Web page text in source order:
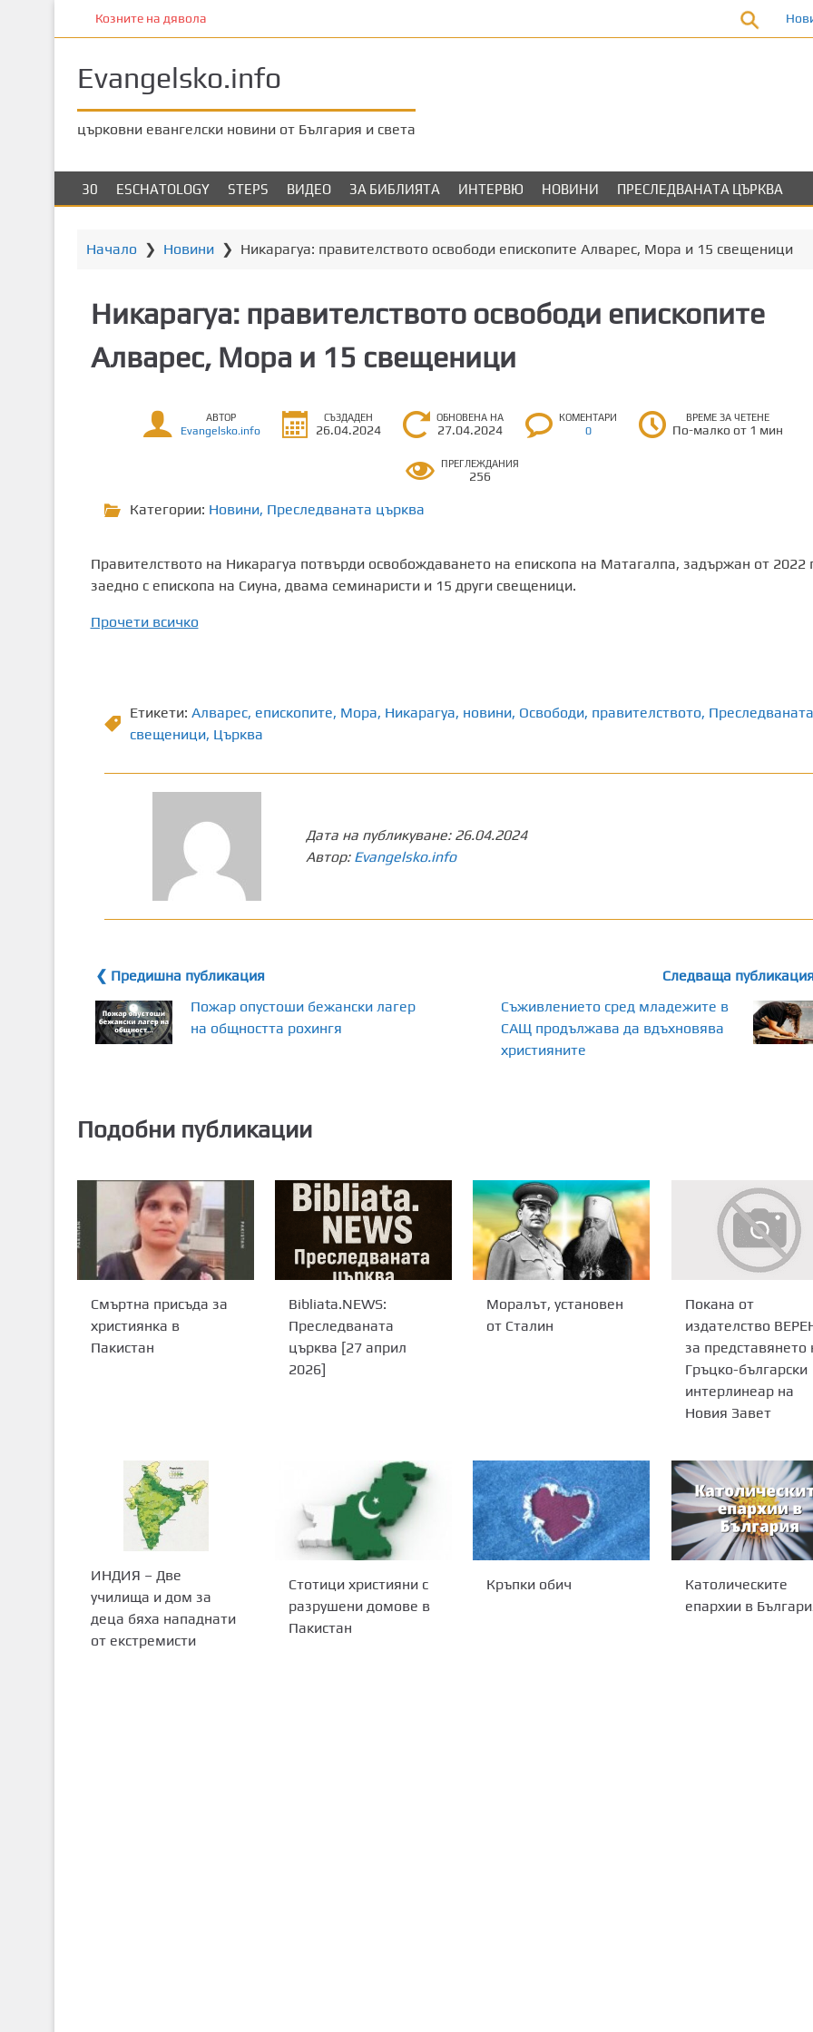
к
Козните на дявола
Evangelsko.info
църковни евангелски новини от България и света
30 ESCHATOLOGY STEPS ВИДЕО ЗА БИБЛИЯТА ИНТЕРВЮ НОВИНИ ПРЕСЛЕДВАНАТА ЦЪРКВА
Начало ❯ Новини❯ Никарагуа: правителството освободи епископите Алварес, Мора и 15 свещеници
Никарагуа: правителството освободи епископите
Алварес, Мора и 15 свещеници
АВТОР
Evangelsko.info
СЪЗДАДЕН
26.04.2024
ОБНОВЕНА НА
27.04.2024
КОМЕНТАРИ
0
ВРЕМЕ ЗА ЧЕТЕНЕ
По-малко от 1 мин
ПРЕГЛЕЖДАНИЯ
256
Категории: Новини, Преследваната църква
Правителството на Никарагуа потвърди освобождаването на епископа на Матагалпа, задържан от 2022
заедно с епископа на Сиуна, двама семинаристи и 15 други свещеници.
Прочети всичко
Етикети: Алварес, епископите, Мора, Никарагуа, новини, Освободи, правителството, Преследваната
свещеници, Църква
Дата на публикуване: 26.04.2024
Автор: Evangelsko.info
❮ Предишна публикация
Пожар опустоши бежански лагер
на общността рохингя
Следваща
Съживлението сред младежите в
САЩ продължава да вдъхновява
християните
Подобни публикации
Смъртна присъда за
християнка в
Пакистан
Bibliata.NEWS:
Преследваната
църква [27 април
2026]
Моралът, установен
от Сталин
Покана от
издателство
за представянето
Гръцко-български
интерлинеар на
Новия Завет
ИНДИЯ – Две
училища и дом за
деца бяха нападнати
от екстремисти
Стотици християни с
разрушени домове в
Пакистан
Кръпки обич
Католическите
епархии в